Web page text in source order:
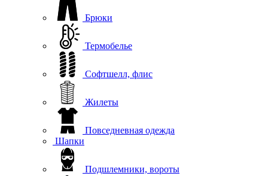
Брюки
Термобелье
Софтшелл, флис
Жилеты
Повседневная одежда
Шапки
Подшлемники, вороты